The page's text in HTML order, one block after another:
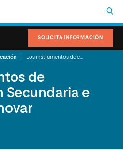
SOLICITA INFORMACIÓN
de
Secundaria e